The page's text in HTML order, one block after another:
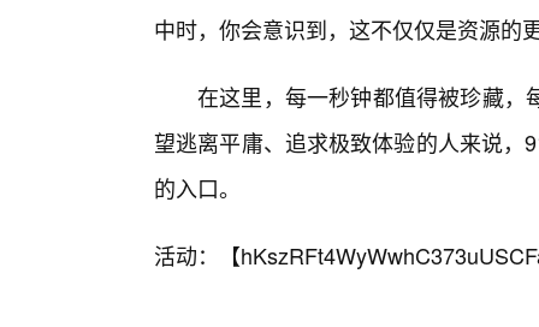
中时，你会意识到，这不仅仅是资源的
在这里，每一秒钟都值得被珍藏，
望逃离平庸、追求极致体验的人来说
的入口。
活动：【